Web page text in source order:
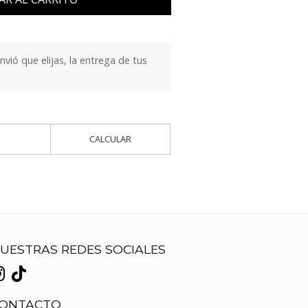
que elijas, la entrega de tus
CALCULAR
REDES SOCIALES